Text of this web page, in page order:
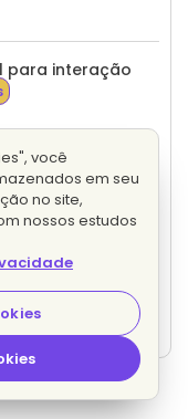
para interação
e formação
você
em seu
no site,
nossos estudos